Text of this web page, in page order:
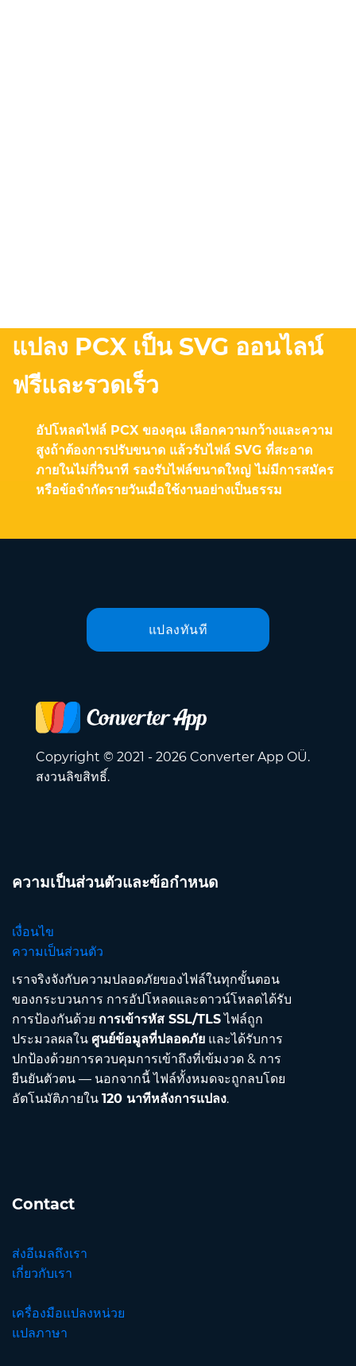
แปลง PCX เป็น SVG ออนไลน์
ฟรีและรวดเร็ว
อัปโหลดไฟล์ PCX ของคุณ เลือกความกว้างและความ
สูงถ้าต้องการปรับขนาด แล้วรับไฟล์ SVG ที่สะอาด
ภายในไม่กี่วินาที รองรับไฟล์ขนาดใหญ่ ไม่มีการสมัคร
หรือข้อจำกัดรายวันเมื่อใช้งานอย่างเป็นธรรม
แปลงทันที
Copyright © 2021 - 2026 Converter App OÜ.
สงวนลิขสิทธิ์.
ความเป็นส่วนตัวและข้อกำหนด
เงื่อนไข
ความเป็นส่วนตัว
เราจริงจังกับความปลอดภัยของไฟล์ในทุกขั้นตอน
ของกระบวนการ การอัปโหลดและดาวน์โหลดได้รับ
การป้องกันด้วย การเข้ารหัส SSL/TLSไฟล์ถูก
ประมวลผลใน ศูนย์ข้อมูลที่ปลอดภัย และได้รับการ
ปกป้องด้วยการควบคุมการเข้าถึงที่เข้มงวด & การ
ยืนยันตัวตน — นอกจากนี้ ไฟล์ทั้งหมดจะถูกลบโดย
อัตโนมัติภายใน 120 นาทีหลังการแปลง.
Contact
ส่งอีเมลถึงเรา
เกี่ยวกับเรา
เครื่องมือแปลงหน่วย
แปลภาษา